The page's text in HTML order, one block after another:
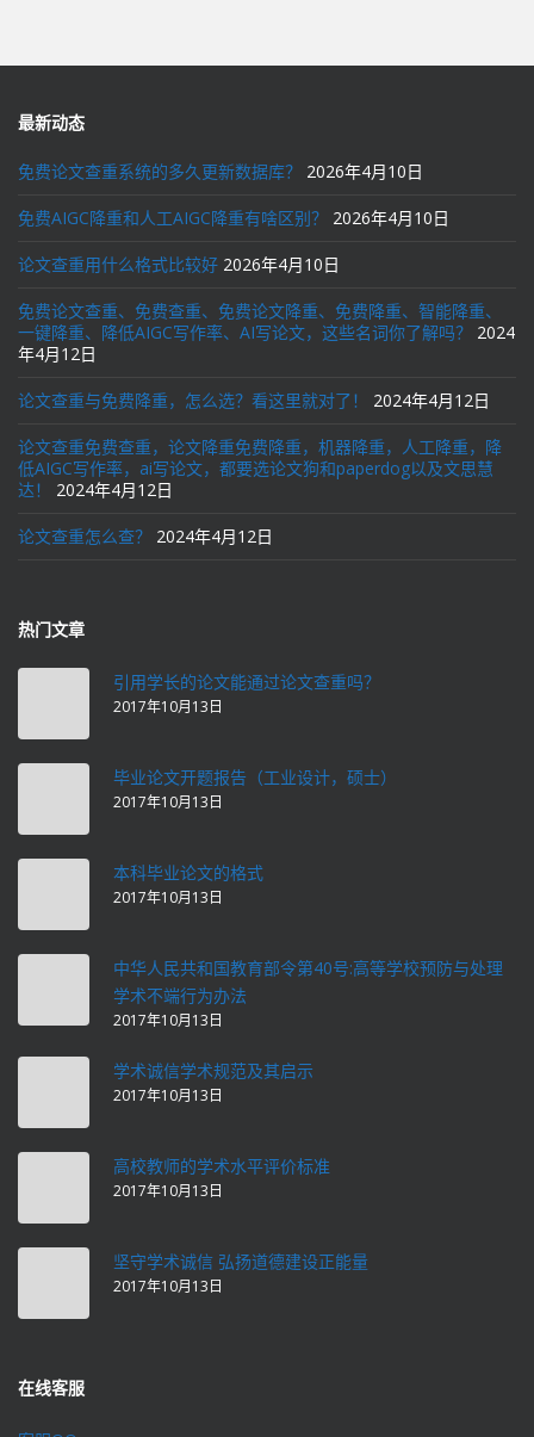
最新动态
免费论文查重系统的多久更新数据库？ 2026年4月10日
免费AIGC降重和人工AIGC降重有啥区别？ 2026年4月10日
论文查重用什么格式比较好 2026年4月10日
免费论文查重、免费查重、免费论文降重、免费降重、智能降重、
一键降重、降低AIGC写作率、AI写论文，这些名词你了解吗？
2024
年4月12日
论文查重与免费降重，怎么选？看这里就对了！ 2024年4月12日
论文查重免费查重，论文降重免费降重，机器降重，人工降重，降
低AIGC写作率，ai写论文，都要选论文狗和paperdog以及文思慧
达！
2024年4月12日
论文查重怎么查？ 2024年4月12日
热门文章
引用学长的论文能通过论文查重吗？
2017年10月13日
毕业论文开题报告（工业设计，硕士）
2017年10月13日
本科毕业论文的格式
2017年10月13日
中华人民共和国教育部令第40号:高等学校预防与处理
学术不端行为办法
2017年10月13日
学术诚信学术规范及其启示
2017年10月13日
高校教师的学术水平评价标准
2017年10月13日
坚守学术诚信 弘扬道德建设正能量
2017年10月13日
在线客服